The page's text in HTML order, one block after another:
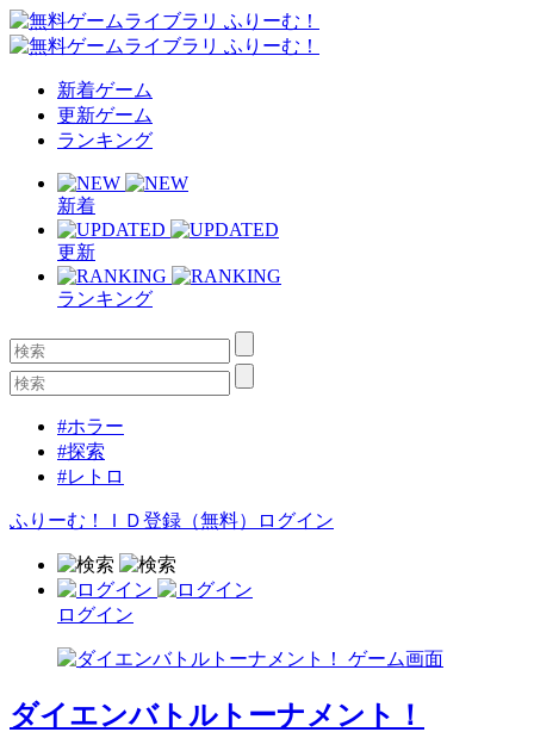
新着ゲーム
更新ゲーム
ランキング
新着
更新
ランキング
#ホラー
#探索
#レトロ
ふりーむ！ＩＤ登録（無料） ログイン
ログイン
ダイエンバトルトーナメント！